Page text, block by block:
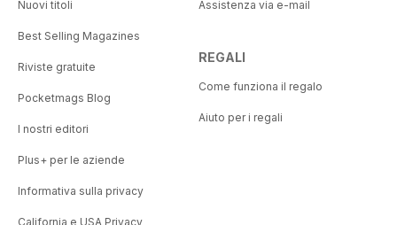
Nuovi titoli
Best Selling Magazines
Riviste gratuite
Pocketmags Blog
I nostri editori
Plus+ per le aziende
Informativa sulla privacy
California e USA Privacy
Assistenza via e-mail
REGALI
Come funziona il regalo
Aiuto per i regali